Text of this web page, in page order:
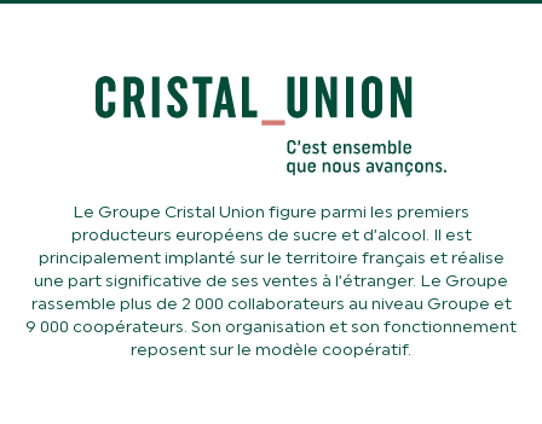
Le Groupe Cristal Union figure parmi les premiers
producteurs européens de sucre et d’alcool. Il est
principalement implanté sur le territoire français et réalise
une part significative de ses ventes à l’étranger. Le Groupe
rassemble plus de 2 000 collaborateurs au niveau Groupe et
9 000 coopérateurs. Son organisation et son fonctionnement
reposent sur le modèle coopératif.